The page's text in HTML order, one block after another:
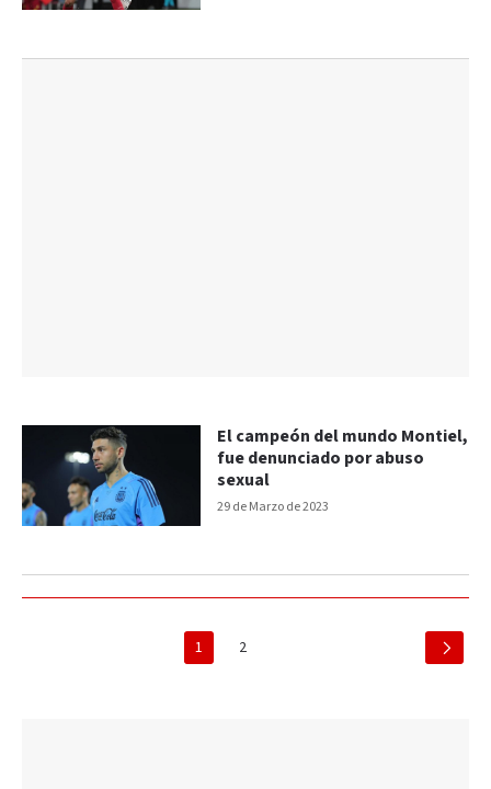
29 de Marzo de 2023
El campeón del mundo Montiel,
fue denunciado por abuso
sexual
1 2